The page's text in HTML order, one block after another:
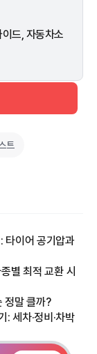
드, 자동차소
트
타이어 공기압과
별 최적 교환 시
정말 클까?
세차·정비·차박